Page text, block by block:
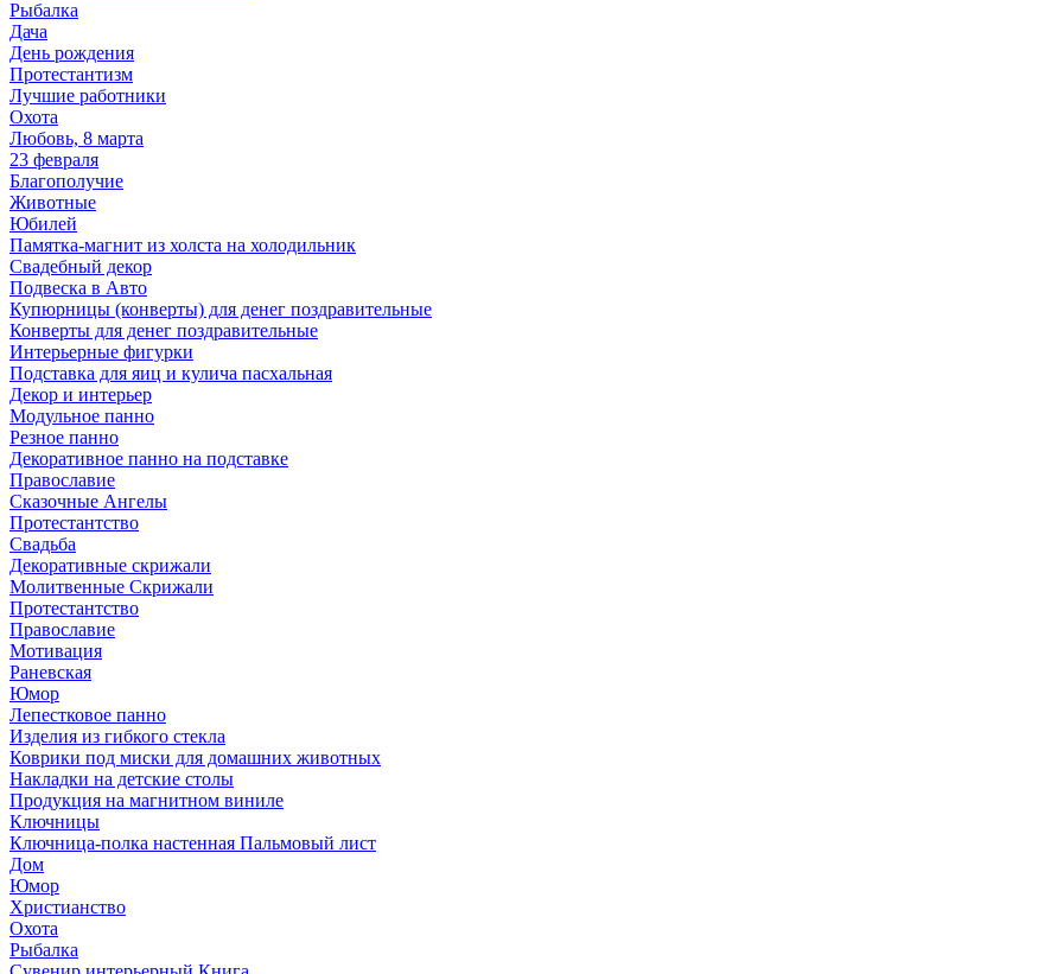
Рыбалка
Дача
День рождения
Протестантизм
Лучшие работники
Охота
Любовь, 8 марта
23 февраля
Благополучие
Животные
Юбилей
Памятка-магнит из холста на холодильник
Свадебный декор
Подвеска в Авто
Купюрницы (конверты) для денег поздравительные
Конверты для денег поздравительные
Интерьерные фигурки
Подставка для яиц и кулича пасхальная
Декор и интерьер
Модульное панно
Резное панно
Декоративное панно на подставке
Православие
Сказочные Ангелы
Протестантство
Свадьба
Декоративные скрижали
Молитвенные Скрижали
Протестантство
Православие
Мотивация
Раневская
Юмор
Лепестковое панно
Изделия из гибкого стекла
Коврики под миски для домашних животных
Накладки на детские столы
Продукция на магнитном виниле
Ключницы
Ключница-полка настенная Пальмовый лист
Дом
Юмор
Христианство
Охота
Рыбалка